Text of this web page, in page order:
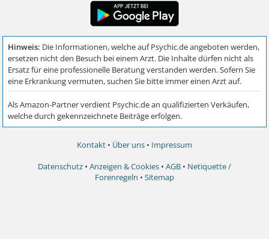
Kontakt • Über uns • Impressum
Datenschutz • Anzeigen & Cookies • AGB • Netiquette /
Forenregeln • Sitemap